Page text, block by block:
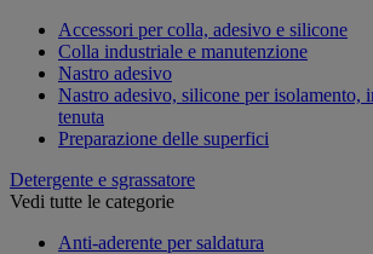
Accessori per colla, adesivo e silicone
Colla industriale e manutenzione
Nastro adesivo
Nastro adesivo, silicone per isolamento,
tenuta
Preparazione delle superfici
Detergente e sgrassatore
Vedi tutte le categorie
Anti-aderente per saldatura